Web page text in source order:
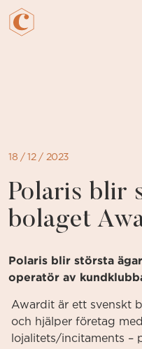
18 / 12 / 2023
Polaris blir
bolaget
Polaris blir största
operatör av
Awardit är ett svenskt
och hjälper företag
lojalitets/incitaments –